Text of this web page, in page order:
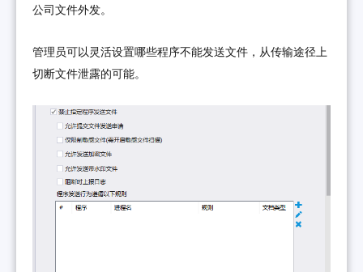
公司文件外发。
管理员可以灵活设置哪些程序不能发送文件，从传输途径上
切断文件泄露的可能。